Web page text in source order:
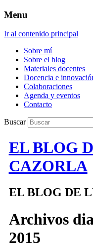
Menu
Ir al contenido principal
Sobre mí
Sobre el blog
Materiales docentes
Docencia e
Colaboraciones
Agenda y eventos
Contacto
Buscar
EL BLOG
CAZORLA
EL BLOG DE
Archivos
2015